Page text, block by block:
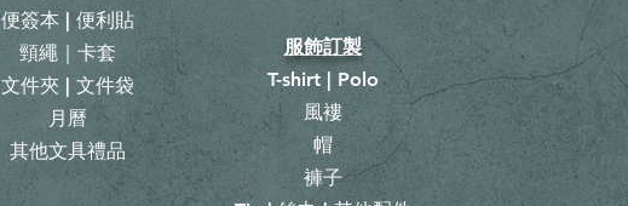
便簽本 | 便利貼
頸繩｜卡套
文件夾 | 文件袋
月曆
​其他文具禮品
服飾訂製
T-shirt | Polo
風褸
帽
褲子